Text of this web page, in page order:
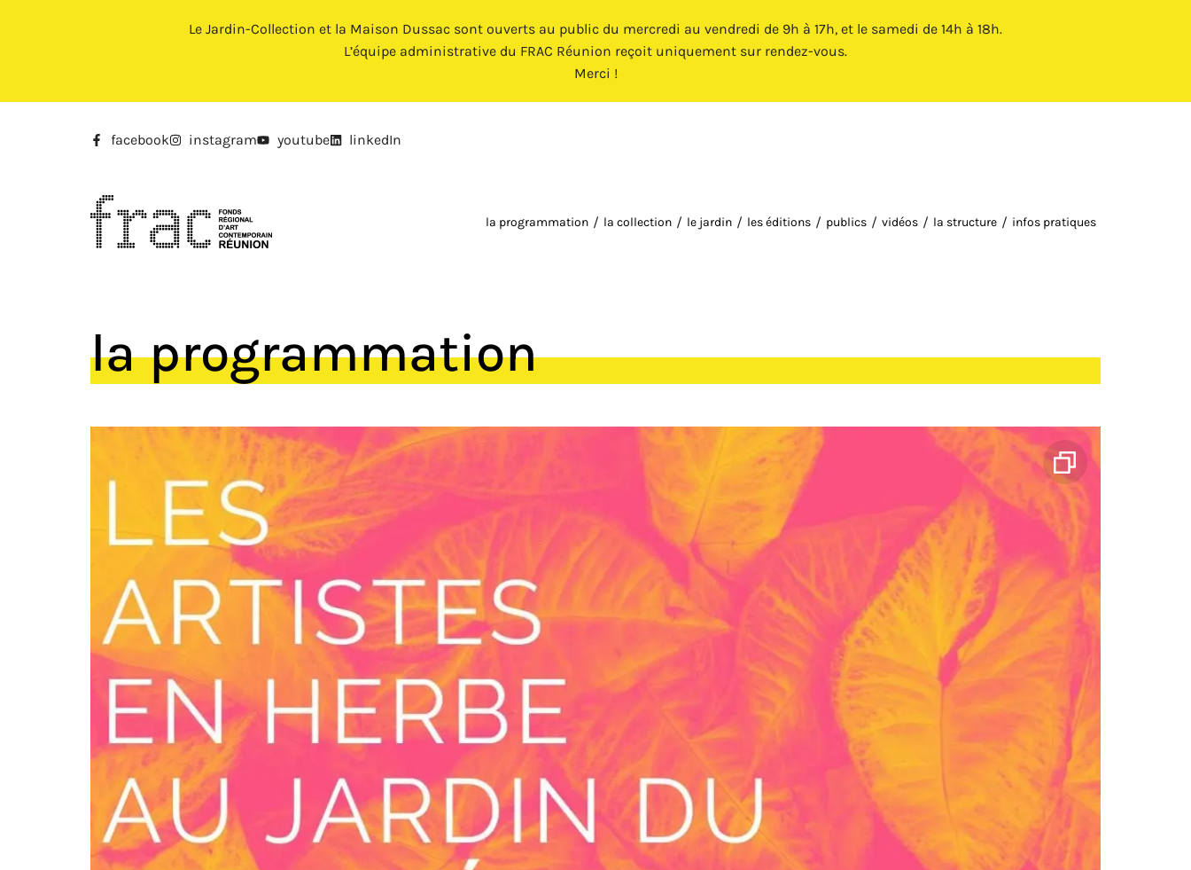
Le Jardin-Collection et la Maison Dussac sont ouverts au public du mercredi au vendredi de 9h à 17h, et le samedi de 14h à 18h.
L’équipe administrative du FRAC Réunion reçoit uniquement sur rendez-vous.
Merci !
facebook instagram youtube linkedIn
la programmation la collection le jardin les éditions publics vidéos la structure infos pratiques
la programmation